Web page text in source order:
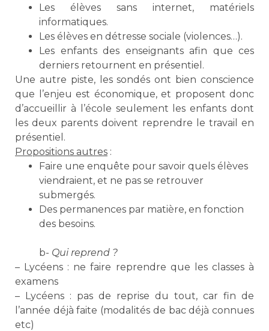
Les élèves sans internet, matériels
informatiques.
Les élèves en détresse sociale (violences…).
Les enfants des enseignants afin que ces
derniers retournent en présentiel.
Une autre piste, les sondés ont bien conscience
que l’enjeu est économique, et proposent donc
d’accueillir à l’école seulement les enfants dont
les deux parents doivent reprendre le travail en
présentiel.
Propositions autres :
Faire une enquête pour savoir quels élèves
viendraient, et ne pas se retrouver
submergés.
Des permanences par matière, en fonction
des besoins.
b- Qui reprend ?
– Lycéens : ne faire reprendre que les classes à
examens
– Lycéens : pas de reprise du tout, car fin de
l’année déjà faite (modalités de bac déjà connues
etc)